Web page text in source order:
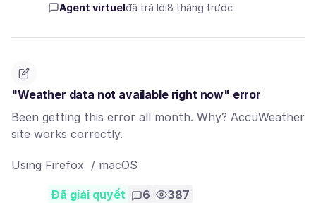
Agent virtuel đã trả lời8 tháng trước
"Weather data not available right now" error
Been getting this error all month. Why? AccuWeather
site works correctly.
Using Firefox / macOS
Đã giải quyết 6 387